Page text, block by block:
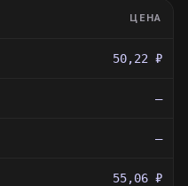
ЦЕНА
50,22 ₽
—
—
55,06 ₽